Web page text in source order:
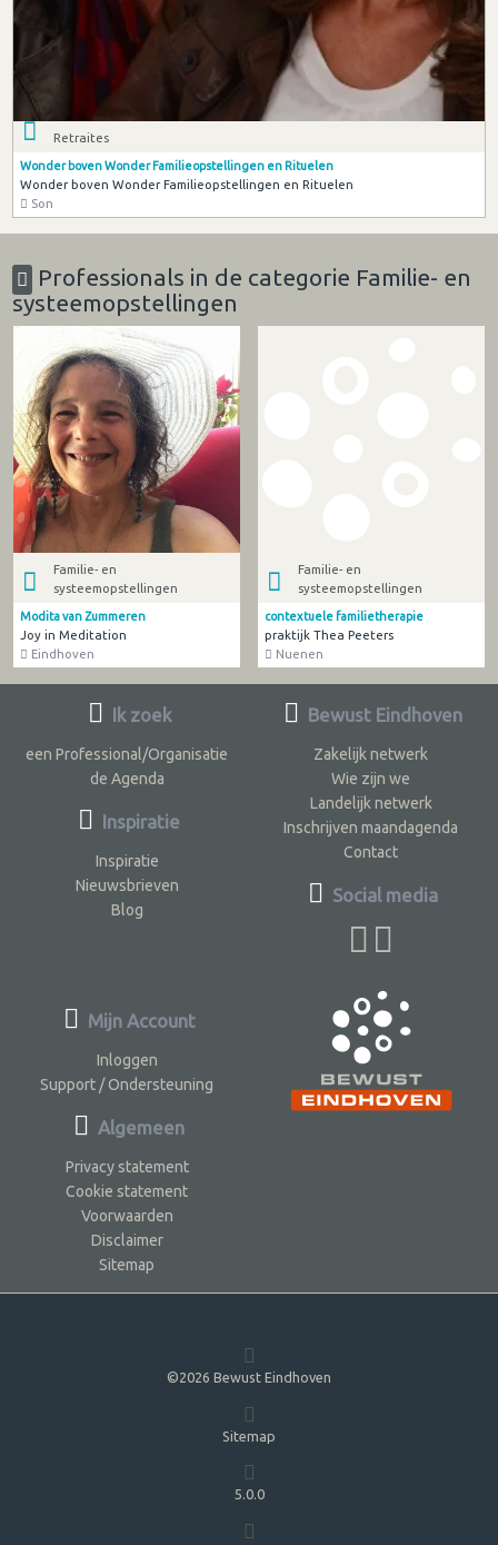
Retraites
Wonder boven Wonder Familieopstellingen en Rituelen
Wonder boven Wonder Familieopstellingen en Rituelen
Son
Professionals in de categorie Familie- en
systeemopstellingen
Familie- en
systeemopstellingen
Modita van Zummeren
Joy in Meditation
Eindhoven
Familie- en
systeemopstellingen
contextuele familietherapie
praktijk Thea Peeters
Nuenen
Ik zoek
een Professional/Organisatie
de Agenda
Inspiratie
Inspiratie
Nieuwsbrieven
Blog
Bewust Eindhoven
Zakelijk netwerk
Wie zijn we
Landelijk netwerk
Inschrijven maandagenda
Contact
Social media
Mijn Account
Inloggen
Support / Ondersteuning
Algemeen
Privacy statement
Cookie statement
Voorwaarden
Disclaimer
Sitemap
©2026 Bewust Eindhoven
Sitemap
5.0.0